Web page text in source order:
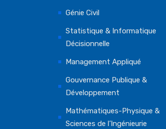
Génie Civil
Statistique & Informatique
Décisionnelle
Management Appliqué
Gouvernance Publique &
Développement
Mathématiques-Physique &
Sciences de l’Ingénieurie